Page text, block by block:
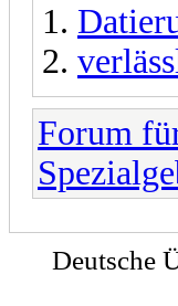
Forum
Deutsche